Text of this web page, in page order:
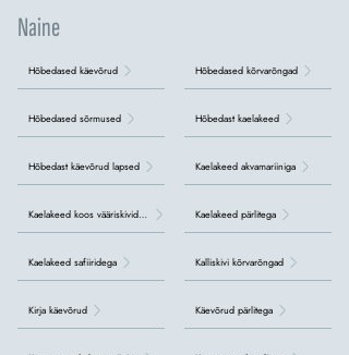
Naine
Hõbedased käevõrud
Hõbedased sõrmused
Hõbedast käevõrud lapsed
Kaelakeed koos vääriskividega
Kaelakeed safiiridega
Kirja käevõrud
Hõbedased kõrvarõngad
Hõbedast kaelakeed
Kaelakeed akvamariiniga
Kaelakeed pärlitega
Kalliskivi kõrvarõngad
Käevõrud pärlitega